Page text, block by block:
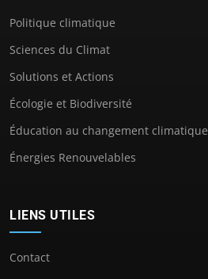
Politique climatique
Sciences du Climat
Solutions et Actions
Écologie et Biodiversité
Éducation au changement climatique
Énergies Renouvelables
LIENS UTILES
Contact